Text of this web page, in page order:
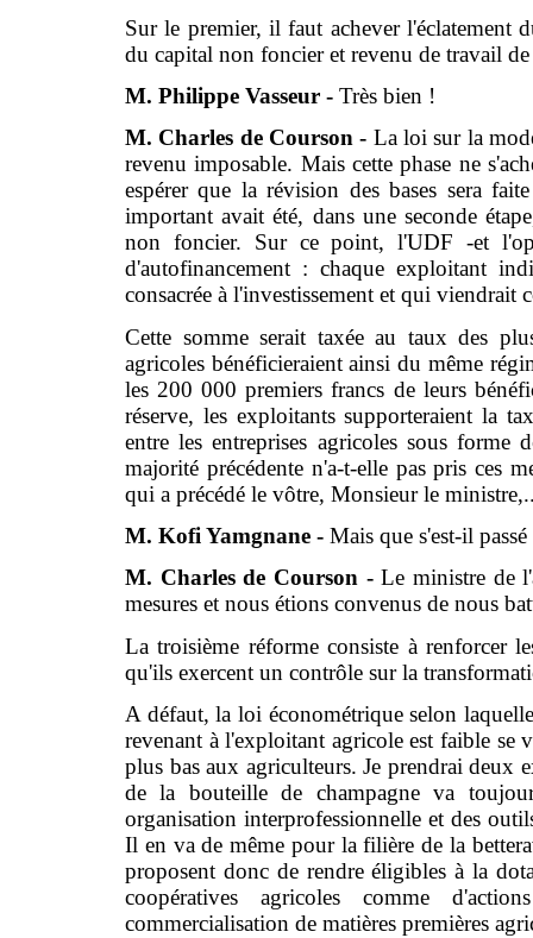
Sur le premier, il faut achever l'éclatement
du capital non foncier et revenu de travail
M. Philippe Vasseur - Très bien !
M. Charles de Courson - La loi sur la
revenu imposable. Mais cette phase ne
espérer que la révision des bases sera
important avait été, dans une seconde
non foncier. Sur ce point, l'UDF -et
d'autofinancement : chaque exploitant
consacrée à l'investissement et qui viendrait
Cette somme serait taxée au taux des
agricoles bénéficieraient ainsi du même
les 200 000 premiers francs de leurs
réserve, les exploitants supporteraient la
entre les entreprises agricoles sous forme
majorité précédente n'a-t-elle pas pris ces
qui a précédé le vôtre, Monsieur le
M. Kofi Yamgnane - Mais que s'est-il
M. Charles de Courson -Le ministre de
mesures et nous étions convenus de nous
La troisième réforme consiste à renforcer
qu'ils exercent un contrôle sur la
A défaut, la loi économétrique selon
revenant à l'exploitant agricole est faible se
plus bas aux agriculteurs. Je prendrai deux
de la bouteille de champagne va
organisation interprofessionnelle et des
Il en va de même pour la filière de la
proposent donc de rendre éligibles à la
coopératives agricoles comme
commercialisation de matières premières